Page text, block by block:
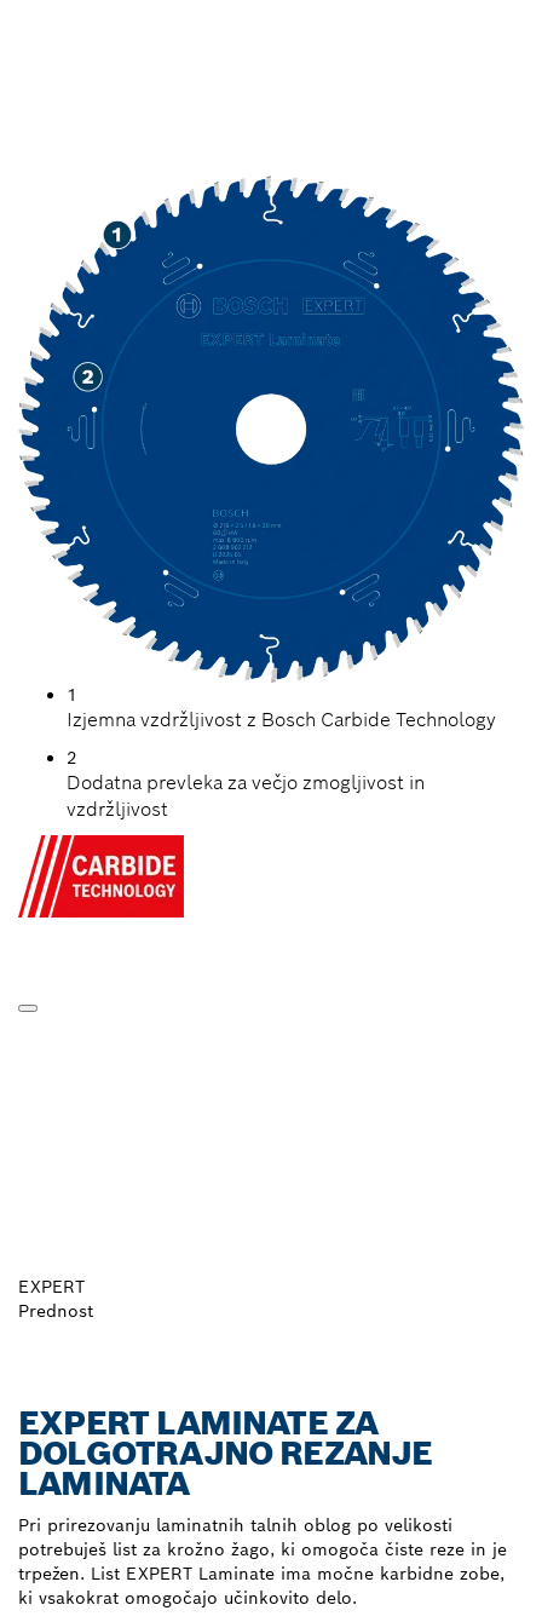
1
Izjemna vzdržljivost z Bosch Carbide Technology
2
Dodatna prevleka za večjo zmogljivost in
vzdržljivost
EXPERT
Prednost
EXPERT LAMINATE ZA
DOLGOTRAJNO REZANJE
LAMINATA
Pri prirezovanju laminatnih talnih oblog po velikosti
potrebuješ list za krožno žago, ki omogoča čiste reze in je
trpežen. List EXPERT Laminate ima močne karbidne zobe,
ki vsakokrat omogočajo učinkovito delo.